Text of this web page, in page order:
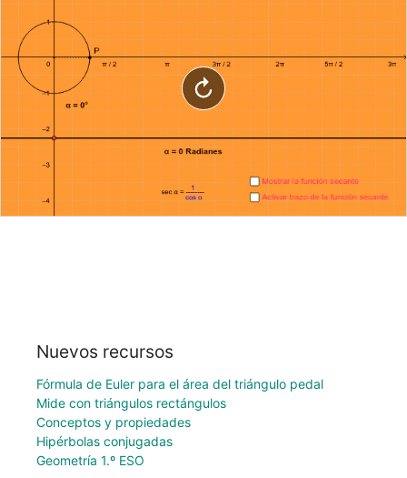
Abrir sesión
Nuevos recursos
Fórmula de Euler para el área del triángulo pedal
Mide con triángulos rectángulos
Conceptos y propiedades
Hipérbolas conjugadas
Geometría 1.º ESO